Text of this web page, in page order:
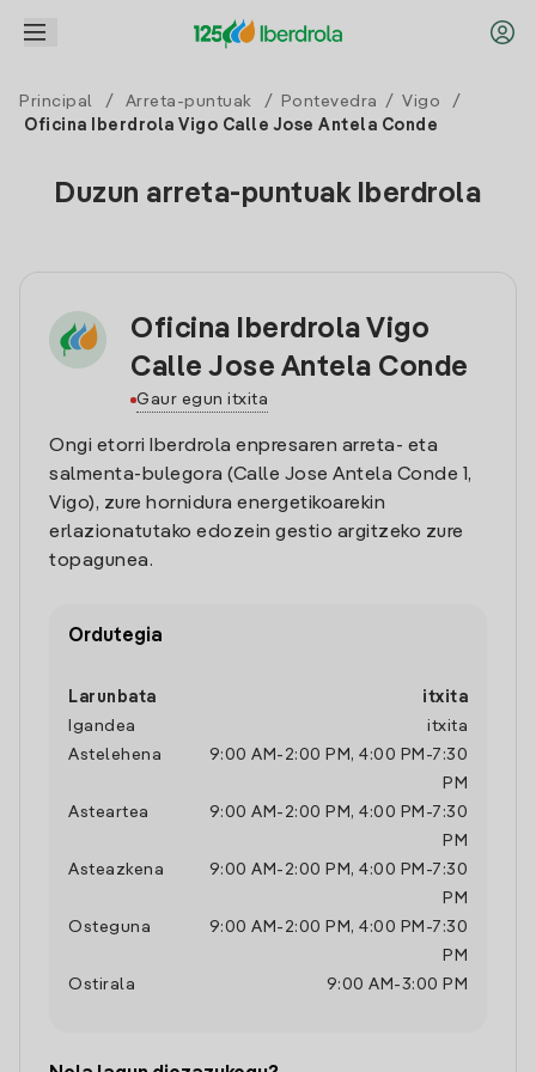
Principal / Arreta-puntuak / Pontevedra / Vigo
/
Oficina Iberdrola Vigo Calle Jose Antela Conde
Duzun arreta-puntuak Iberdrola
Oficina Iberdrola Vigo
Calle Jose Antela Conde
Gaur egun itxita
Ongi etorri Iberdrola enpresaren arreta- eta
salmenta-bulegora (Calle Jose Antela Conde 1,
Vigo), zure hornidura energetikoarekin
erlazionatutako edozein gestio argitzeko zure
topagunea.
Ordutegia
Larunbata
itxita
Igandea
itxita
Astelehena
9:00 AM - 2:00 PM , 4:00 PM -7:30
PM
Asteartea
9:00 AM - 2:00 PM , 4:00 PM -7:30
PM
Asteazkena
9:00 AM - 2:00 PM , 4:00 PM -7:30
PM
Osteguna
9:00 AM - 2:00 PM , 4:00 PM -7:30
PM
Ostirala
9:00 AM -3:00 PM